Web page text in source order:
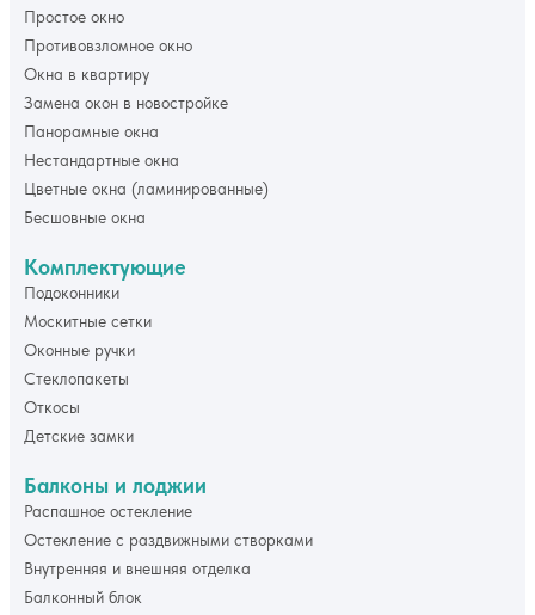
Простое окно
Противовзломное окно
Окна в квартиру
Замена окон в новостройке
Панорамные окна
Нестандартные окна
Цветные окна (ламинированные)
Бесшовные окна
Комплектующие
Подоконники
Москитные сетки
Оконные ручки
Стеклопакеты
Откосы
Детские замки
Балконы и лоджии
Распашное остекление
Остекление с раздвижными створками
Внутренняя и внешняя отделка
Балконный блок